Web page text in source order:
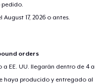
pedido.
August 17, 2026 o antes.
orders
EE. UU. llegarán dentro de 4 a
haya producido y entregado al